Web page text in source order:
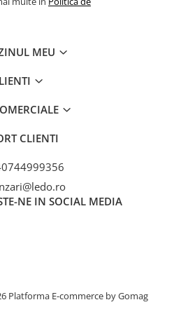
tehnologia LED
și a reduce costurile de
și materiale de calitate
lung.
MEU
CLIENTI
NE IN SOCIAL MEDIA
Platforma E-commerce by Gomag